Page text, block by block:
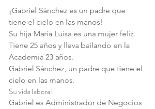
¡Gabriel Sánchez es un padre que
tiene el cielo en las manos!
Su hija María Luisa es una mujer feliz.
Tiene 25 años y lleva bailando en la
Academia 23 años.
Gabriel Sánchez, un padre que tiene el
cielo en las manos.
Su vida laboral
Gabriel es Administrador de Negocios